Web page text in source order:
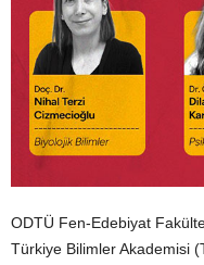
ODTÜ Fen-Edebiyat
Türkiye Bilimler Akademisi